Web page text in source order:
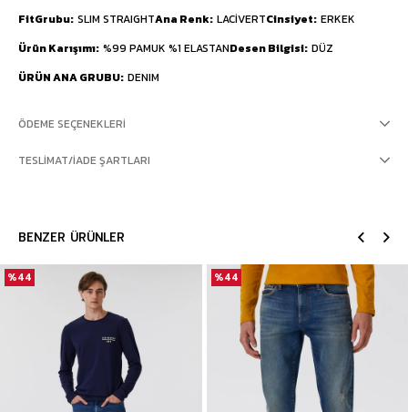
FitGrubu SLIM STRAIGHTAna Renk LACİVERTCinsiyet ERKEK
Ürün Karışımı %99 PAMUK %1 ELASTANDesen Bilgisi DÜZ
ÜRÜN ANA GRUBU DENIM
ÖDEME SEÇENEKLERI
TESLIMAT/İADE ŞARTLARI
BENZER ÜRÜNLER
%44 %44